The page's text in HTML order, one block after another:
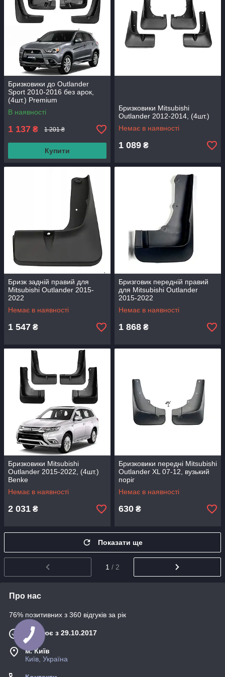
Бризковики до Outlander
Sport 2010-2016 без арок,
(4шт.) Premium
В наявності
1 137 ₴ 1 201 ₴
Купити
Бризковики Mitsubishi
Outlander 2012-2014, (4шт.)
Немає в наявності
1 089 ₴
Бризк задній правий для
Mitsubishi Outlander 2015-
2022
Немає в наявності
1 547 ₴
Бризговик передній правий
для Mitsubishi Outlander
2015-2022
Немає в наявності
1 868 ₴
Бризковики Mitsubishi
Outlander 2015-2022, (4шт.)
Benke
Немає в наявності
2 031 ₴
Бризковики передні Mitsubishi
Outlander XL 07-12, вузький
поріг
Немає в наявності
630 ₴
Показати ще
1 / 2
Про нас
76% позитивних з 360 відгуків за рік
Працює з 29.10.2017
м. Київ
Київ, Україна